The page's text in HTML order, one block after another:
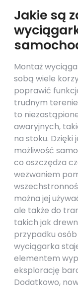
Jakie są
Montaż
sobą wiele
poprawić
trudnym
to
awaryjnych,
na stoku.
możliwość
co oszczędza
wezwaniem
można jej
ale także do
takich jak
przypadku
wyciągarka
elementem
eksplorację
Dodatkowo,